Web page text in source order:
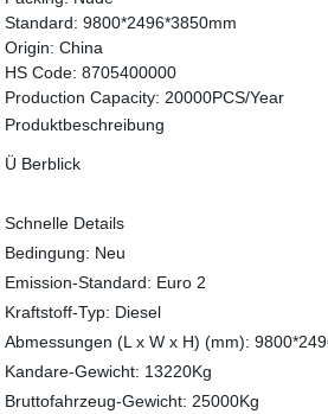
Standard: 9800*2496*3850mm
Origin: China
HS Code: 8705400000
Production Capacity: 20000PCS/Year
Produktbeschreibung
Ü Berblick
Schnelle Details
Bedingung: Neu
Emission-Standard: Euro 2
Kraftstoff-Typ: Diesel
Abmessungen (L x W x H) (mm):
Kandare-Gewicht: 13220Kg
Bruttofahrzeug-Gewicht: 25000Kg